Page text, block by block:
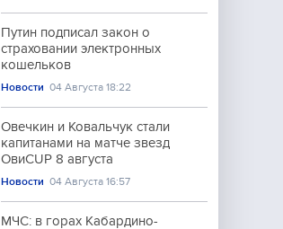
Путин подписал закон о
страховании электронных
кошельков
Новости 04 Августа 18:22
Овечкин и Ковальчук стали
капитанами на матче звезд
ОвиCUP 8 августа
Новости 04 Августа 16:57
МЧС: в горах Кабардино-